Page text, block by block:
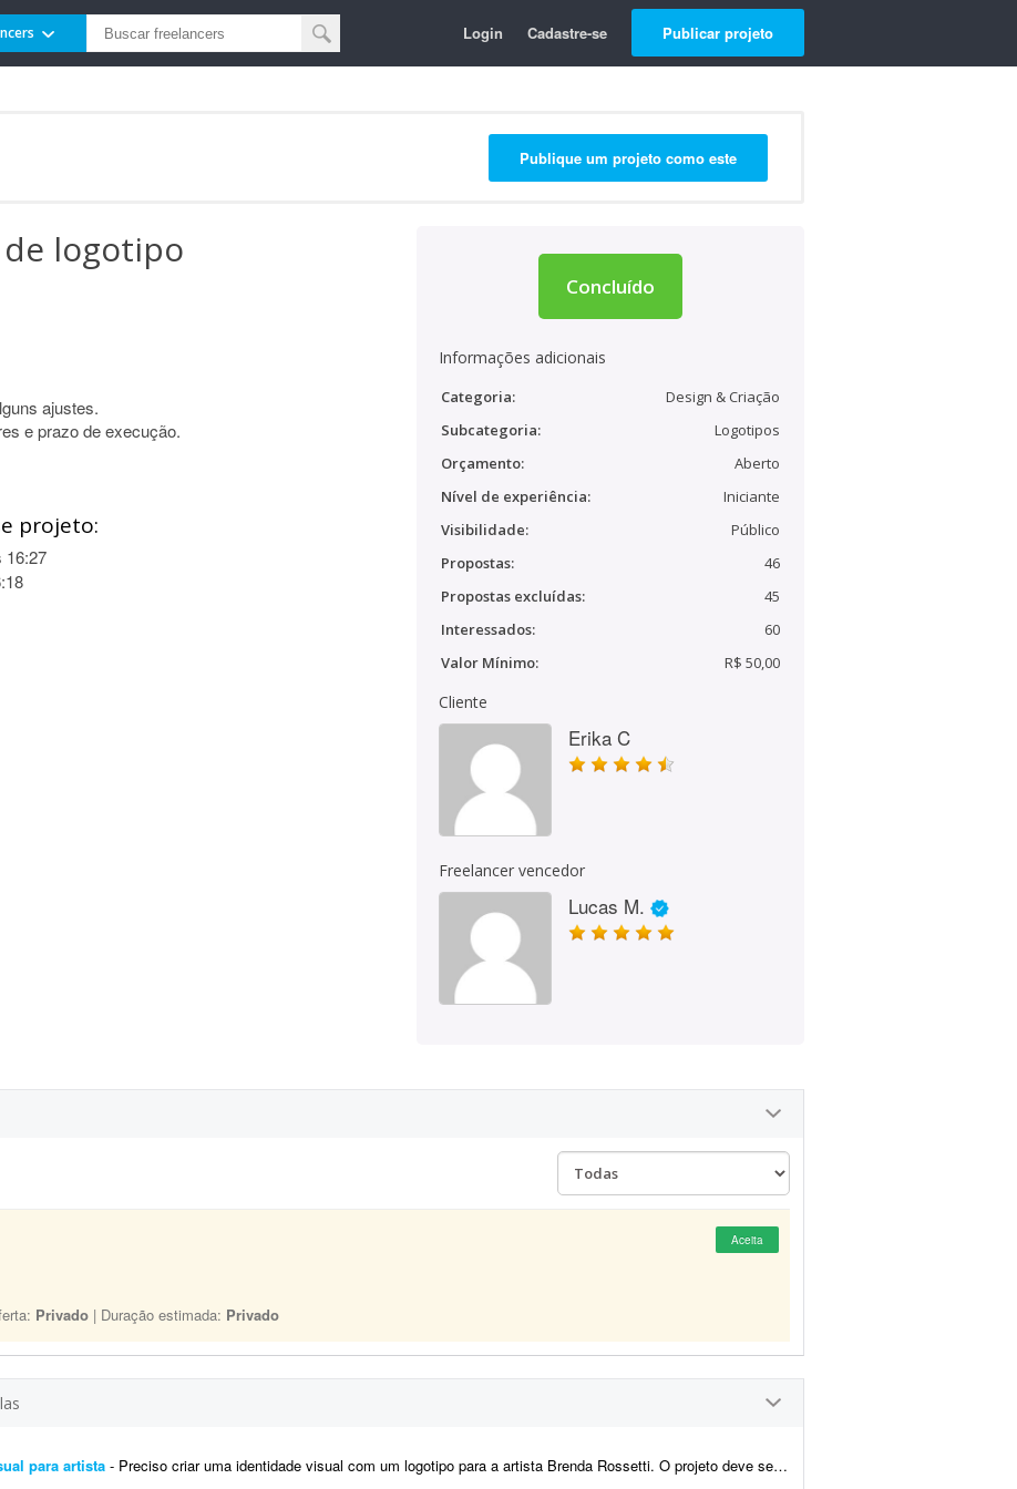
Login Cadastre-se Publicar projeto
Publique um projeto como este
logotipo
ajustes.
e prazo de execução.
projeto:
16:27
Concluído
Informações adicionais
Categoria:
Design & Criação
Subcategoria:
Logotipos
Orçamento:
Aberto
Nível de experiência:
Iniciante
Visibilidade:
Público
Propostas:
46
Propostas excluídas:
45
Interessados:
60
Valor Mínimo:
R$ 50,00
Cliente
Erika C
Freelancer vencedor
Lucas M.
Aceita
Privado | Duração estimada: Privado
para artista - Preciso criar uma identidade visual com um logotipo para a artista Brenda Rossetti. O projeto deve ser realizado sem uso de ferramentas de IA, ou seja, totalmente livre de IA.